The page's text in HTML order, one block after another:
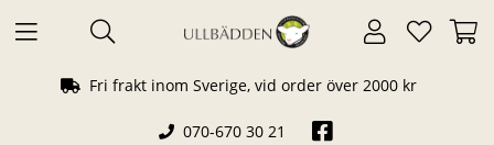
Fri frakt inom Sverige, vid order över 2000 kr
070-670 30 21